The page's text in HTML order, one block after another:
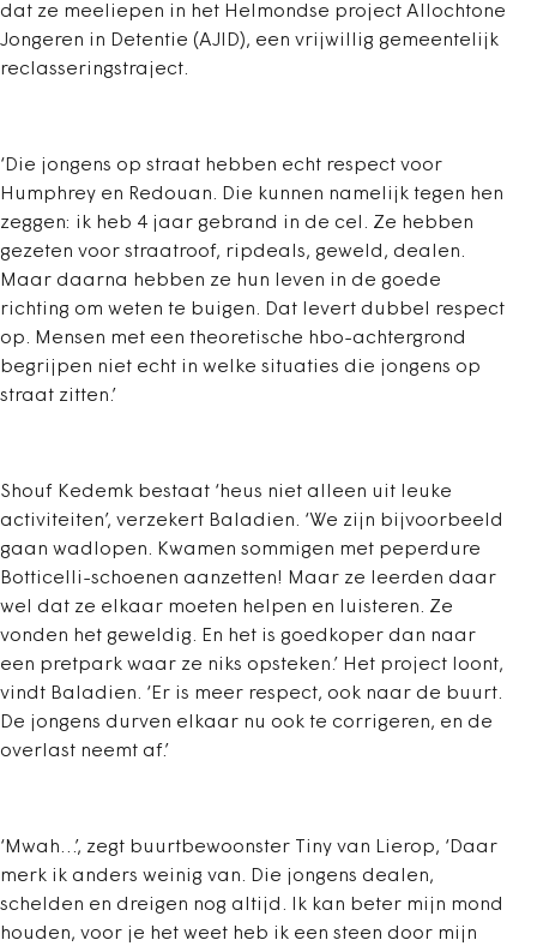
dat ze meeliepen in het Helmondse project Allochtone
Jongeren in Detentie (AJID), een vrijwillig gemeentelijk
reclasseringstraject.
‘Die jongens op straat hebben echt respect voor
Humphrey en Redouan. Die kunnen namelijk tegen hen
zeggen: ik heb 4 jaar gebrand in de cel. Ze hebben
gezeten voor straatroof, ripdeals, geweld, dealen.
Maar daarna hebben ze hun leven in de goede
richting om weten te buigen. Dat levert dubbel respect
op. Mensen met een theoretische hbo-achtergrond
begrijpen niet echt in welke situaties die jongens op
straat zitten.’
Shouf Kedemk bestaat ‘heus niet alleen uit leuke
activiteiten’, verzekert Baladien. ‘We zijn bijvoorbeeld
gaan wadlopen. Kwamen sommigen met peperdure
Botticelli-schoenen aanzetten! Maar ze leerden daar
wel dat ze elkaar moeten helpen en luisteren. Ze
vonden het geweldig. En het is goedkoper dan naar
een pretpark waar ze niks opsteken.’ Het project loont,
vindt Baladien. ‘Er is meer respect, ook naar de buurt.
De jongens durven elkaar nu ook te corrigeren, en de
overlast neemt af.’
‘Mwah…’, zegt buurtbewoonster Tiny van Lierop, ‘Daar
merk ik anders weinig van. Die jongens dealen,
schelden en dreigen nog altijd. Ik kan beter mijn mond
houden, voor je het weet heb ik een steen door mijn